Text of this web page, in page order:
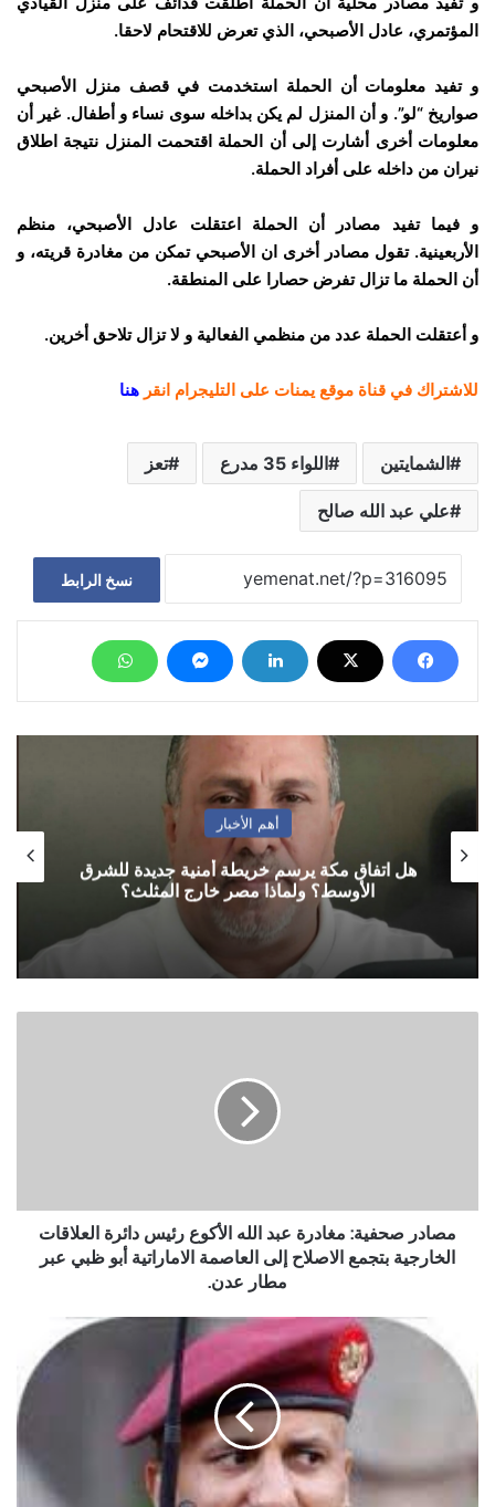
المؤتمري، عادل الأصبحي، الذي تعرض للاقتحام لاحقا.
و تفيد معلومات أن الحملة استخدمت في قصف منزل الأصبحي
صواريخ “لو”. و أن المنزل لم يكن بداخله سوى نساء و أطفال. غير أن
معلومات أخرى أشارت إلى أن الحملة اقتحمت المنزل نتيجة اطلاق
نيران من داخله على أفراد الحملة.
و فيما تفيد مصادر أن الحملة اعتقلت عادل الأصبحي، منظم
الأربعينية. تقول مصادر أخرى ان الأصبحي تمكن من مغادرة قريته، و
أن الحملة ما تزال تفرض حصارا على المنطقة.
و أعتقلت الحملة عدد من منظمي الفعالية و لا تزال تلاحق أخرين.
للاشتراك في قناة موقع يمنات على التليجرام انقر هنا
الشمايتين اللواء 35 مدرع تعز
علي عبد الله صالح
نسخ الرابط
أهم الأخبار
هل اتفاق مكة يرسم خريطة أمنية جديدة للشرق
الأوسط؟ ولماذا مصر خارج المثلث؟
العلاقات
الخارجية
بتجمع
الاماراتية
أبو
ظبي
عبر
عدن.
مصادر صحفية: مغادرة عبد الله الأكوع رئيس دائرة العلاقات
الخارجية بتجمع الاصلاح إلى العاصمة الاماراتية أبو ظبي عبر
مطار عدن.
المقاومة
الجنوبية
مقربة
"هادي"